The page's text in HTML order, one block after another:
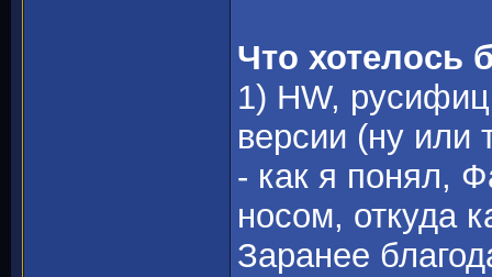
Что хотелось
1) HW,
версии (ну или
- как я понял,
носом, откуда
Заранее